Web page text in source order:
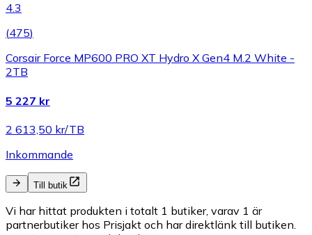
4.3
(475)
Corsair Force MP600 PRO XT Hydro X Gen4 M.2 White -
2TB
5 227 kr
2 613,50 kr/TB
Inkommande
Till butik
Vi har hittat produkten i totalt 1 butiker, varav 1 är
partnerbutiker hos Prisjakt och har direktlänk till butiken.